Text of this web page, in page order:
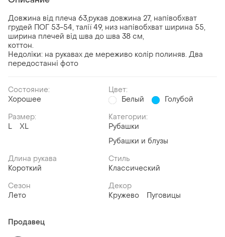
Довжина від плеча 63,рукав довжина 27, напівобхват
грудей ПОГ 53-54, талії 49, низ напівобхват ширина 55,
ширина плечей від шва до шва 38 см,
коттон.
Недоліки: на рукавах де мереживо колір полиняв. Два
передостанні фото
Состояние:
Хорошее
Цвет:
Белый
Голубой
Размер:
L
XL
Категории:
Рубашки
Рубашки и блузы
Длина рукава
Короткий
Стиль
Классический
Сезон
Лето
Декор
Кружево
Пуговицы
Продавец